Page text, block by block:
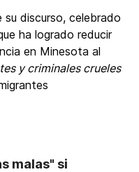
su discurso, celebrado
ha logrado reducir
en Minesota al
y criminales crueles
malas" si